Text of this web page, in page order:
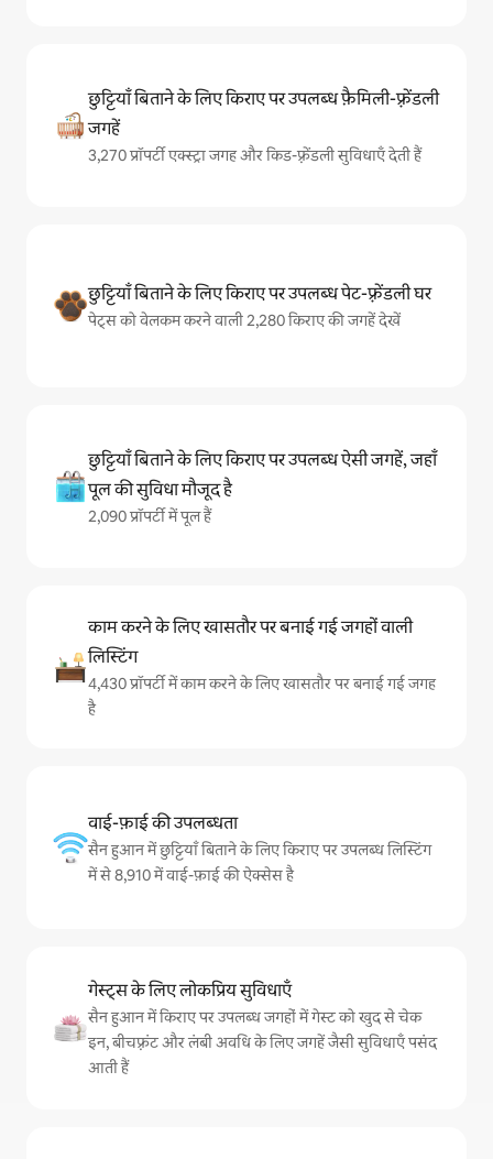
छुट्टियाँ बिताने के लिए किराए पर उपलब्ध फ़ैमिली-फ़्रेंडली
जगहें
3,270 प्रॉपर्टी एक्स्ट्रा जगह और किड-फ़्रेंडली सुविधाएँ देती हैं
छुट्टियाँ बिताने के लिए किराए पर उपलब्ध पेट-फ़्रेंडली घर
पेट्स को वेलकम करने वाली 2,280 किराए की जगहें देखें
छुट्टियाँ बिताने के लिए किराए पर उपलब्ध ऐसी जगहें, जहाँ
पूल की सुविधा मौजूद है
2,090 प्रॉपर्टी में पूल हैं
काम करने के लिए खासतौर पर बनाई गई जगहों वाली
लिस्टिंग
4,430 प्रॉपर्टी में काम करने के लिए खासतौर पर बनाई गई जगह
है
वाई-फ़ाई की उपलब्धता
सैन हुआन में छुट्टियाँ बिताने के लिए किराए पर उपलब्ध लिस्टिंग
में से 8,910 में वाई-फ़ाई की ऐक्सेस है
गेस्ट्स के लिए लोकप्रिय सुविधाएँ
सैन हुआन में किराए पर उपलब्ध जगहों में गेस्ट को खुद से चेक
इन, बीचफ़्रंट और लंबी अवधि के लिए जगहें जैसी सुविधाएँ पसंद
आती हैं